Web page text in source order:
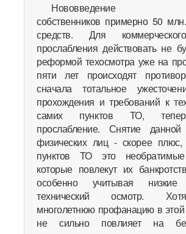
Нововведение
собственников примерно 50
средств. Для
прослабления действовать не
реформой техосмотра уже на
пяти лет происходят
сначала тотальное
прохождения и требований к
самих пунктов ТО,
прослабление. Снятие
физических лиц - скорее
пунктов ТО это необратимые
которые повлекут их
особенно учитывая
технический осмотр.
многолетнюю профанацию в
не сильно повлияет на